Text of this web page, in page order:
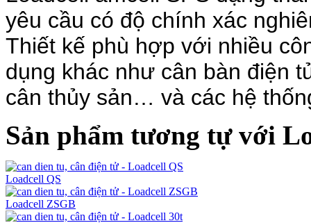
yêu cầu có độ chính xác
Thiết kế phù hợp với nhiều
dụng khác như cân bàn điện
cân thủy sản… và các hệ
Sản phẩm tương tự với
Loadcell QS
Loadcell ZSGB